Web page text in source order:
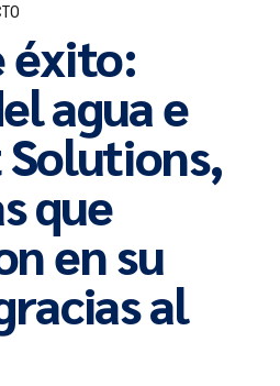
éxito:
agua e
que
en su
al